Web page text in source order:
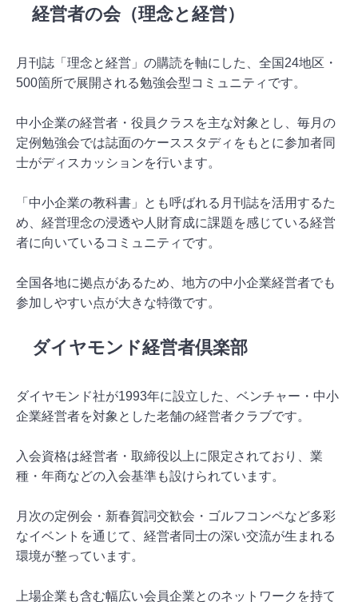
経営者の会（理念と経営）
月刊誌「理念と経営」の購読を軸にした、全国24地区・
500箇所で展開される勉強会型コミュニティです。
中小企業の経営者・役員クラスを主な対象とし、毎月の
定例勉強会では誌面のケーススタディをもとに参加者同
士がディスカッションを行います。
「中小企業の教科書」とも呼ばれる月刊誌を活用するた
め、経営理念の浸透や人財育成に課題を感じている経営
者に向いているコミュニティです。
全国各地に拠点があるため、地方の中小企業経営者でも
参加しやすい点が大きな特徴です。
ダイヤモンド経営者倶楽部
ダイヤモンド社が1993年に設立した、ベンチャー・中小
企業経営者を対象とした老舗の経営者クラブです。
入会資格は経営者・取締役以上に限定されており、業
種・年商などの入会基準も設けられています。
月次の定例会・新春賀詞交歓会・ゴルフコンペなど多彩
なイベントを通じて、経営者同士の深い交流が生まれる
環境が整っています。
上場企業も含む幅広い会員企業とのネットワークを持て